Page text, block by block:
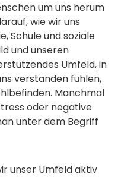
um uns herum
wie wir uns
Schule und soziale
und unseren
Umfeld, in
verstanden fühlen,
Manchmal
oder negative
unter dem Begriff
unser Umfeld aktiv